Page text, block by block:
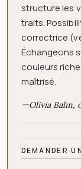
structure les
traits.
correctrice
Échangeons
couleurs
maîtrisé.
—Olivia Balm,
DEMANDER